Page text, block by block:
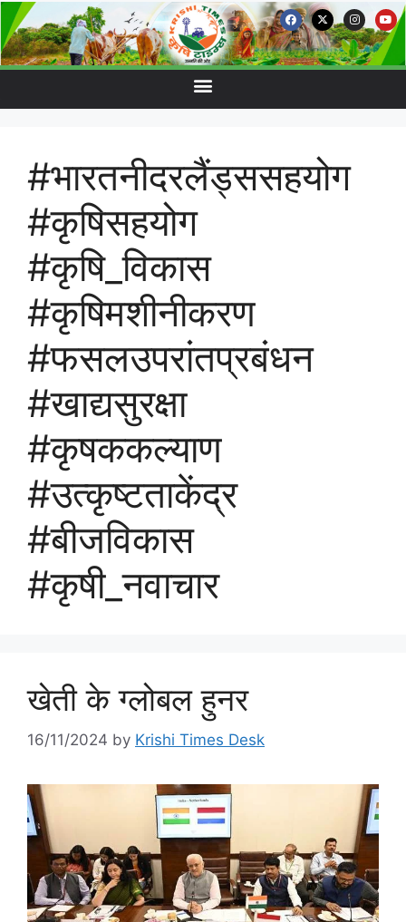
#भारतनीदरलैंड्ससहयोग
#कृषिसहयोग
#कृषि_विकास
#कृषिमशीनीकरण
#फसलउपरांतप्रबंधन
#खाद्यसुरक्षा
#कृषककल्याण
#उत्कृष्टताकेंद्र
#बीजविकास
#कृषी_नवाचार
खेती के ग्लोबल हुनर
16/11/2024 by Krishi Times Desk